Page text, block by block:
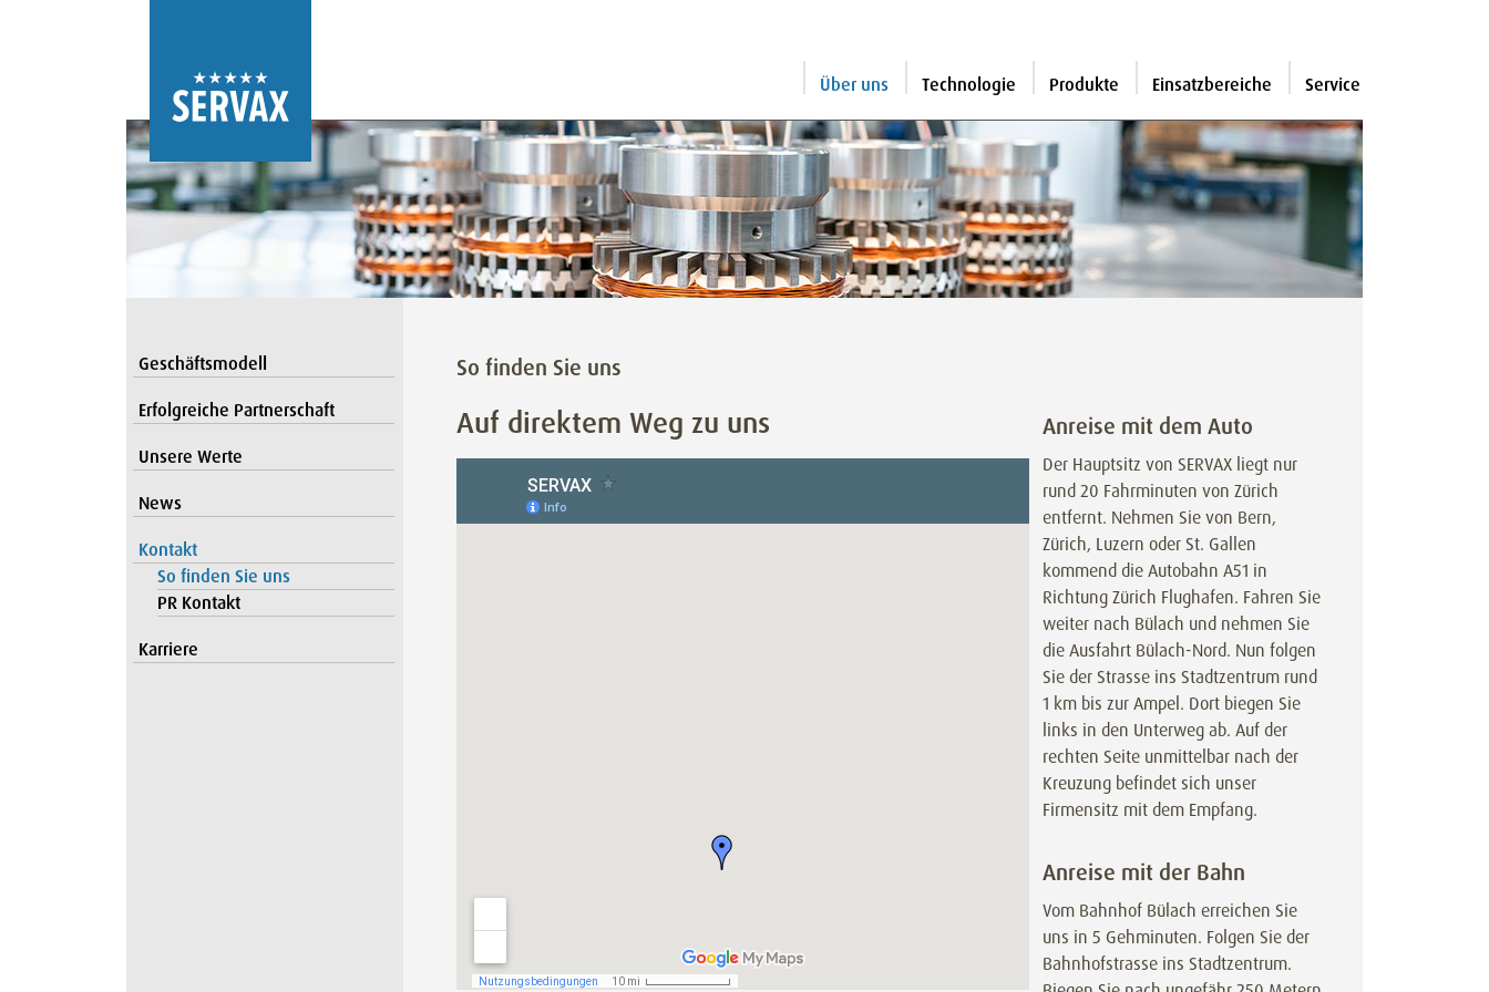
Über uns Technologie Produkte Einsatzbereiche Service
Geschäftsmodell
Erfolgreiche Partnerschaft
Unsere Werte
News
Kontakt
So finden Sie uns
PR Kontakt
Karriere
So finden Sie uns
Auf direktem Weg zu uns Anreise mit dem Auto
Der Hauptsitz von SERVAX liegt nur
rund 20 Fahrminuten von Zürich
entfernt. Nehmen Sie von Bern,
Zürich, Luzern oder St. Gallen
kommend die Autobahn A51 in
Richtung Zürich Flughafen. Fahren Sie
weiter nach Bülach und nehmen Sie
die Ausfahrt Bülach-Nord. Nun folgen
Sie der Strasse ins Stadtzentrum rund
1 km bis zur Ampel. Dort biegen Sie
links in den Unterweg ab. Auf der
rechten Seite unmittelbar nach der
Kreuzung befindet sich unser
Firmensitz mit dem Empfang.
Anreise mit der Bahn
Vom Bahnhof Bülach erreichen Sie
uns in 5 Gehminuten. Folgen Sie der
Bahnhofstrasse ins Stadtzentrum.